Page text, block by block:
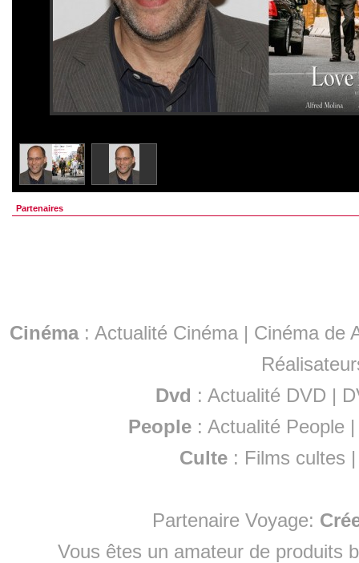
Partenaires
Cinéma: Actualité Cinéma | Cinéma de
Dvd : Actualité DVD |
People :Actualité People
Culte : Films cultes
Partenaire Voyage:
Vous êtes un amateur de produits